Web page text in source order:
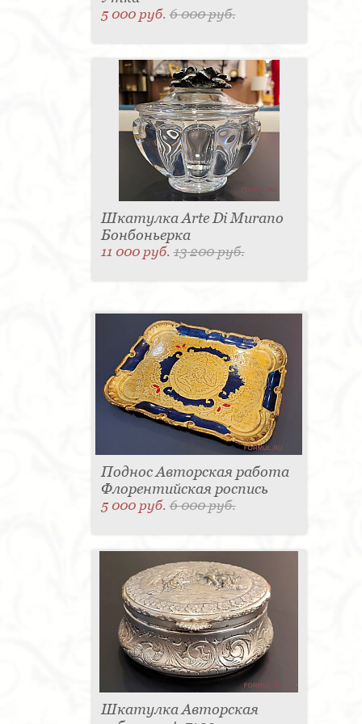
5 000 руб.6 000 руб.
Шкатулка Arte Di Murano
Бонбоньерка
11 000 руб.13 200 руб.
Поднос Авторская работа
Флорентийская роспись
5 000 руб.6 000 руб.
Шкатулка Авторская